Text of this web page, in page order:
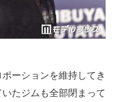
ーションを維持してき
たジムも全部閉まって